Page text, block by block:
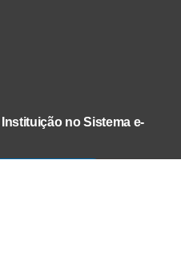
no Sistema e-